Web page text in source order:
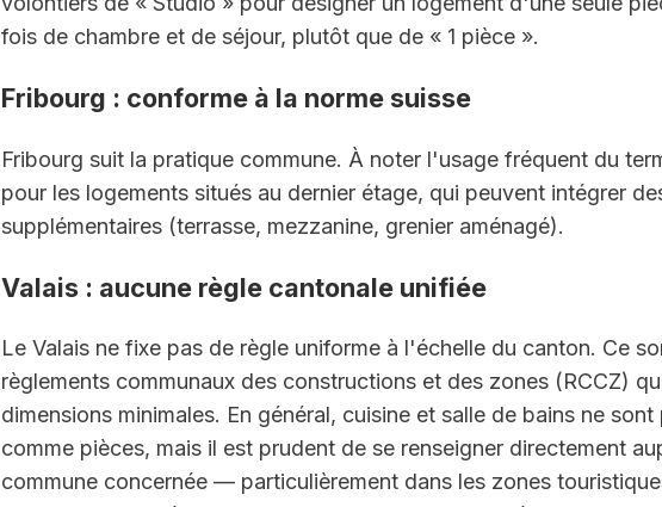
fois de chambre et de séjour, plutôt que de « 1 pièce ».
Fribourg : conforme à la norme suisse
Fribourg suit la pratique commune. À noter l'usage fréquent du
pour les logements situés au dernier étage, qui peuvent intégrer
supplémentaires (terrasse, mezzanine, grenier aménagé).
Valais : aucune règle cantonale unifiée
Le Valais ne fixe pas de règle uniforme à l'échelle du canton. Ce
règlements communaux des constructions et des zones (RCCZ)
dimensions minimales. En général, cuisine et salle de bains ne
comme pièces, mais il est prudent de se renseigner directement
commune concernée — particulièrement dans les zones